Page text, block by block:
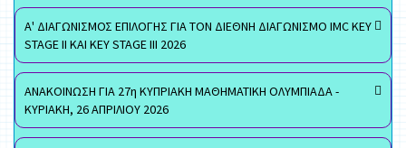
Α' ΔΙΑΓΩΝΙΣΜΟΣ ΕΠΙΛΟΓΗΣ ΓΙΑ ΤΟΝ ΔΙΕΘΝΗ ΔΙΑΓΩΝΙΣΜΟ IMC KEY
STAGE II ΚΑΙ KEY STAGE III 2026
ΑΝΑΚΟΙΝΩΣΗ ΓΙΑ 27η ΚΥΠΡΙΑΚΗ ΜΑΘΗΜΑΤΙΚΗ ΟΛΥΜΠΙΑΔΑ -
ΚΥΡΙΑΚΗ, 26 ΑΠΡΙΛΙΟΥ 2026